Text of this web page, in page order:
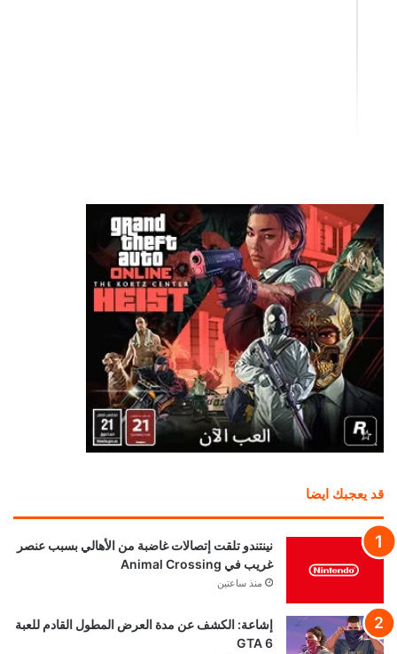
قد يعجبك ايضا
نينتندو تلقت إتصالات غاضبة من الأهالي بسبب عنصر
غريب في Animal Crossing
منذ ساعتين
إشاعة: الكشف عن مدة العرض المطول القادم للعبة
GTA 6